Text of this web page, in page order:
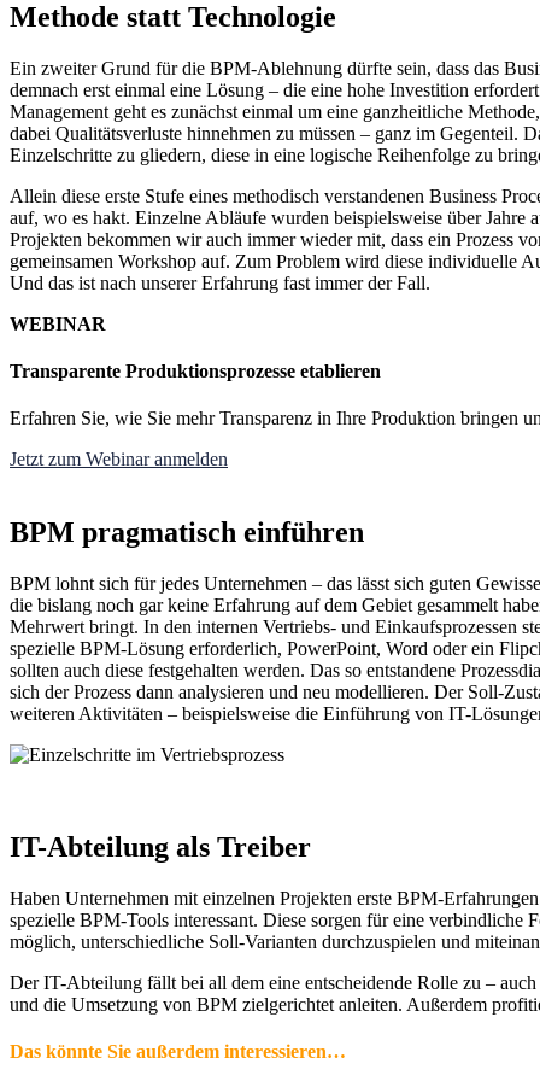
Methode statt Technologie
Ein zweiter Grund für die BPM-Ablehnung dürfte sein, dass das
demnach erst einmal eine Lösung – die eine hohe Investition
Management geht es zunächst einmal um eine ganzheitliche
dabei Qualitätsverluste hinnehmen zu müssen – ganz im Gegenteil.
Einzelschritte zu gliedern, diese in eine logische Reihenfolge zu
Allein diese erste Stufe eines methodisch verstandenen Business
auf, wo es hakt. Einzelne Abläufe wurden beispielsweise über
Projekten bekommen wir auch immer wieder mit, dass ein Prozess
gemeinsamen Workshop auf. Zum Problem wird diese individuelle
Und das ist nach unserer Erfahrung fast immer der Fall.
WEBINAR
Transparente Produktionsprozesse etablieren
Erfahren Sie, wie Sie mehr Transparenz in Ihre Produktion bringen
Jetzt zum Webinar anmelden
BPM pragmatisch einführen
BPM lohnt sich für jedes Unternehmen – das lässt sich guten
die bislang noch gar keine Erfahrung auf dem Gebiet gesammelt
Mehrwert bringt. In den internen Vertriebs- und Einkaufsprozessen
spezielle BPM-Lösung erforderlich, PowerPoint, Word oder ein
sollten auch diese festgehalten werden. Das so entstandene
sich der Prozess dann analysieren und neu modellieren. Der Soll-
weiteren Aktivitäten – beispielsweise die Einführung von IT-
IT-Abteilung als Treiber
Haben Unternehmen mit einzelnen Projekten erste BPM-
spezielle BPM-Tools interessant. Diese sorgen für eine verbindliche
möglich, unterschiedliche Soll-Varianten durchzuspielen und
Der IT-Abteilung fällt bei all dem eine entscheidende Rolle zu –
und die Umsetzung von BPM zielgerichtet anleiten. Außerdem
Das könnte Sie außerdem interessieren…